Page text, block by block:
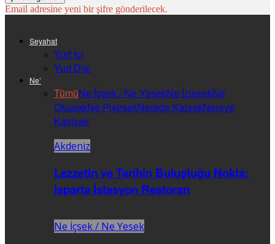
Email adresine yeni bir şifre gönderilecek.
Seyahat
Yurt İçi
Yurt Dışı
Ne’
TümüNe İçsek / Ne YesekNe İzlesekNe
OkusakNe PişirsekNerede KalsakNereye
Katılsak
Akdeniz
Lezzetin ve Tarihin Buluştuğu Nokta:
Isparta İstasyon Restoran
Ne İçsek / Ne Yesek